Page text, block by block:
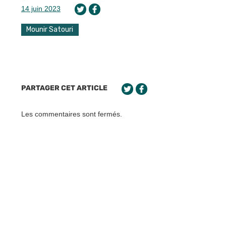
14 juin 2023
Mounir Satouri
PARTAGER CET ARTICLE
Les commentaires sont fermés.